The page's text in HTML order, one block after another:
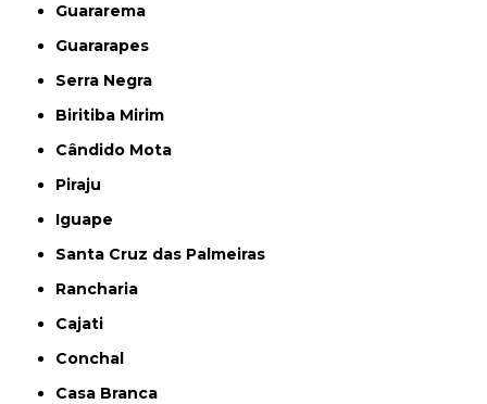
Guararema
Guararapes
Serra Negra
Biritiba Mirim
Cândido Mota
Piraju
Iguape
Santa Cruz das Palmeiras
Rancharia
Cajati
Conchal
Casa Branca